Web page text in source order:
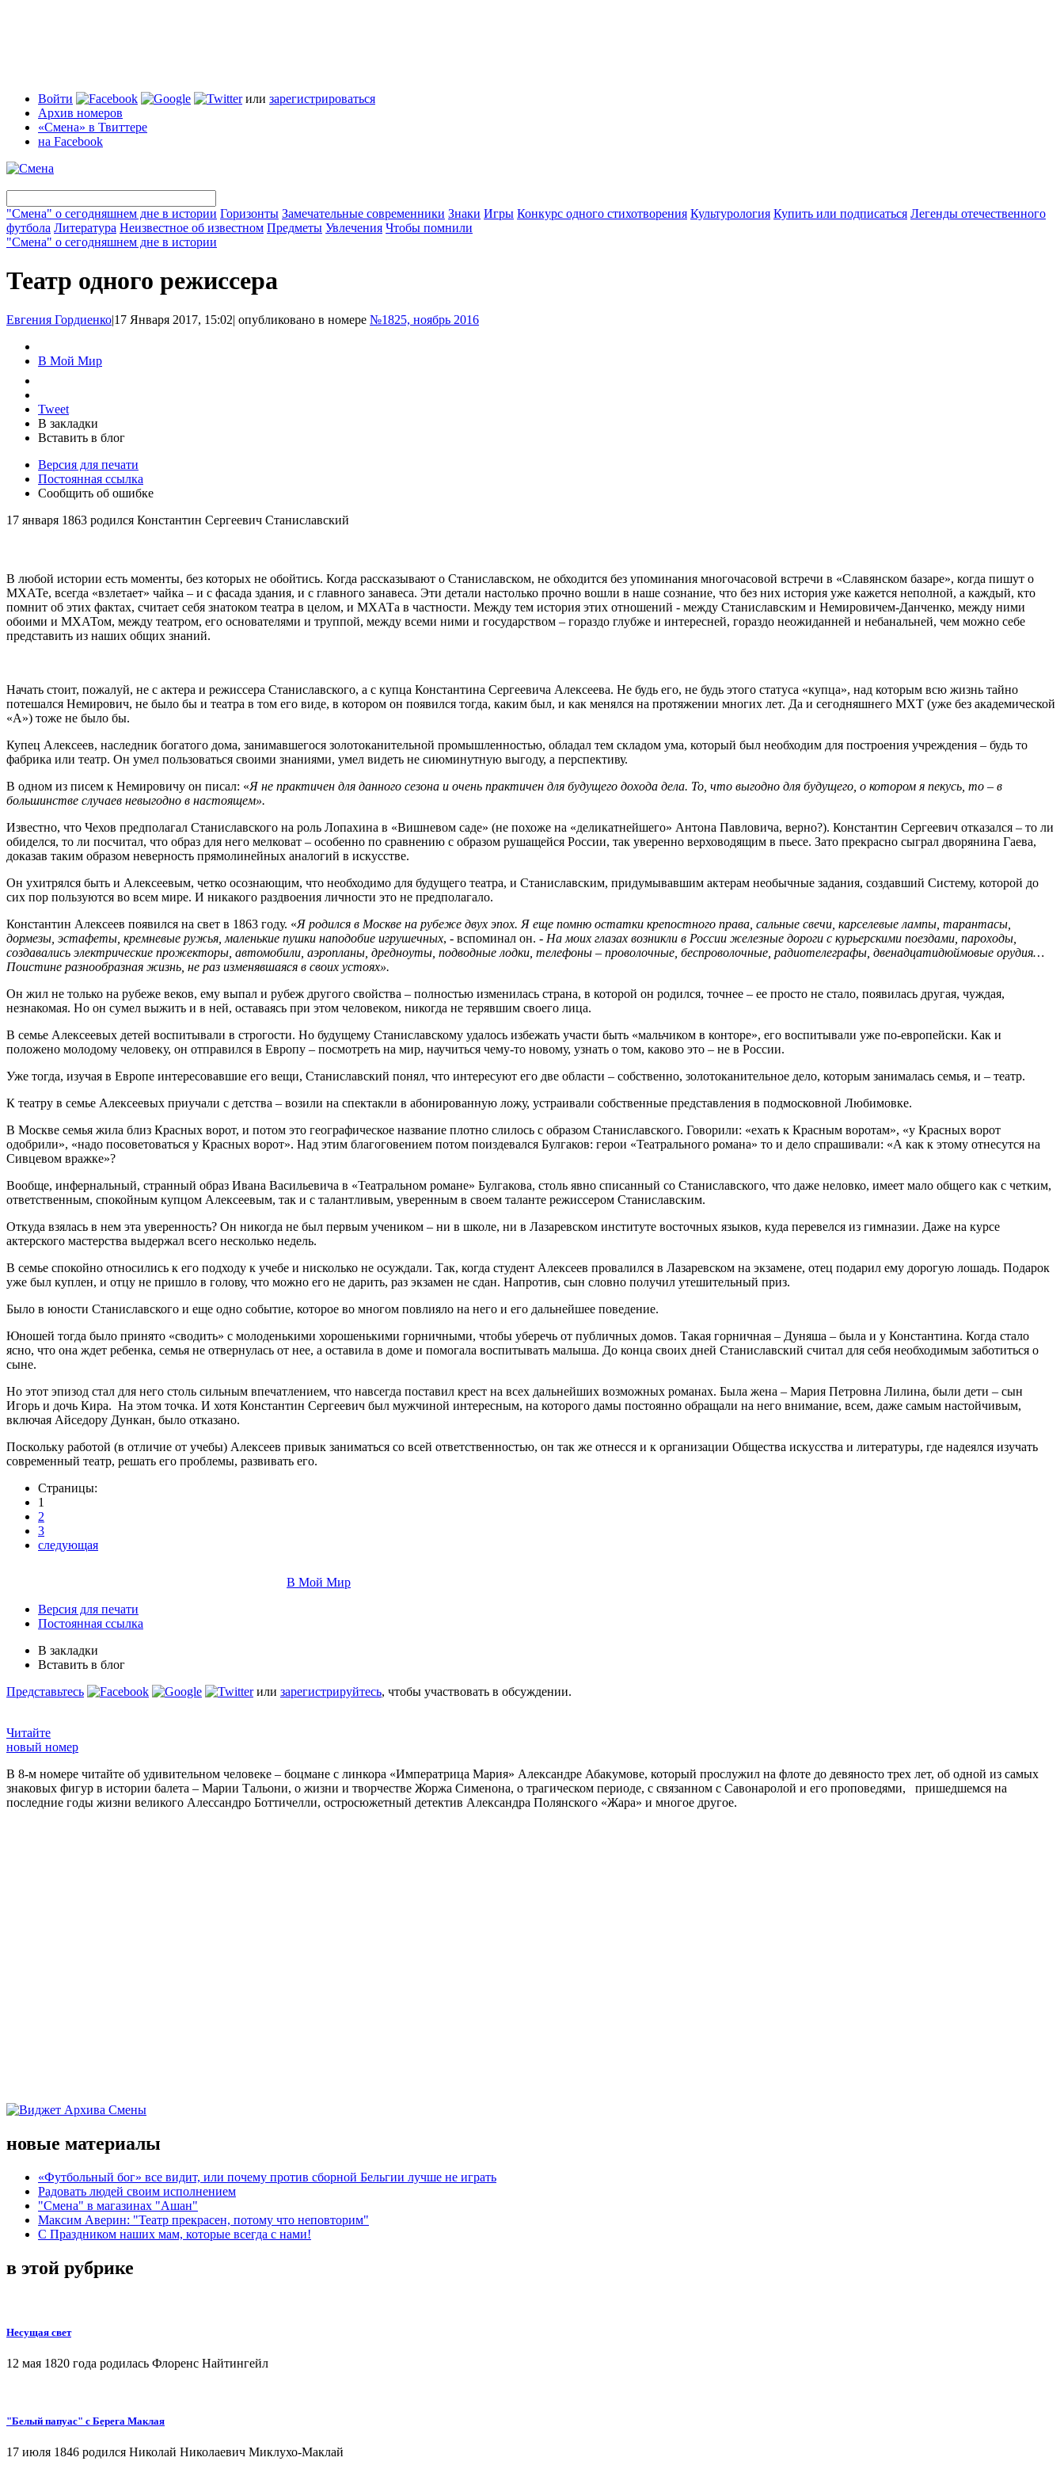
Войти или зарегистрироваться
Архив номеров
«Смена» в Твиттере
на Facebook
"Смена" о сегодняшнем дне в истории Горизонты Замечательные современники Знаки Игры Конкурс одного стихотворения Культурология Купить или подписаться Легенды отечественного
футбола Литература Неизвестное об известном Предметы Увлечения Чтобы помнили
"Смена" о сегодняшнем дне в истории
Театр одного режиссера
Евгения Гордиенко|17 Января 2017, 15:02| опубликовано в номере №1825, ноябрь 2016
В Мой Мир
Tweet
В закладки
Вставить в блог
Версия для печати
Постоянная ссылка
Сообщить об ошибке
17 января 1863 родился Константин Сергеевич Станиславский
В любой истории есть моменты, без которых не обойтись. Когда рассказывают о Станиславском, не обходится без упоминания многочасовой встречи в «Славянском базаре», когда пишут о
МХАТе, всегда «взлетает» чайка – и с фасада здания, и с главного занавеса. Эти детали настолько прочно вошли в наше сознание, что без них история уже кажется неполной, а каждый, кто
помнит об этих фактах, считает себя знатоком театра в целом, и МХАТа в частности. Между тем история этих отношений - между Станиславским и Немировичем-Данченко, между ними
обоими и МХАТом, между театром, его основателями и труппой, между всеми ними и государством – гораздо глубже и интересней, гораздо неожиданней и небанальней, чем можно себе
представить из наших общих знаний.
Начать стоит, пожалуй, не с актера и режиссера Станиславского, а с купца Константина Сергеевича Алексеева. Не будь его, не будь этого статуса «купца», над которым всю жизнь тайно
потешался Немирович, не было бы и театра в том его виде, в котором он появился тогда, каким был, и как менялся на протяжении многих лет. Да и сегодняшнего МХТ (уже без академической
«А») тоже не было бы.
Купец Алексеев, наследник богатого дома, занимавшегося золотоканительной промышленностью, обладал тем складом ума, который был необходим для построения учреждения – будь то
фабрика или театр. Он умел пользоваться своими знаниями, умел видеть не сиюминутную выгоду, а перспективу.
В одном из писем к Немировичу он писал: «Я не практичен для данного сезона и очень практичен для будущего дохода дела. То, что выгодно для будущего, о котором я пекусь, то – в
большинстве случаев невыгодно в настоящем».
Известно, что Чехов предполагал Станиславского на роль Лопахина в «Вишневом саде» (не похоже на «деликатнейшего» Антона Павловича, верно?). Константин Сергеевич отказался – то ли
обиделся, то ли посчитал, что образ для него мелковат – особенно по сравнению с образом рушащейся России, так уверенно верховодящим в пьесе. Зато прекрасно сыграл дворянина Гаева,
доказав таким образом неверность прямолинейных аналогий в искусстве.
Он ухитрялся быть и Алексеевым, четко осознающим, что необходимо для будущего театра, и Станиславским, придумывавшим актерам необычные задания, создавший Систему, которой до
сих пор пользуются во всем мире. И никакого раздвоения личности это не предполагало.
Константин Алексеев появился на свет в 1863 году. «Я родился в Москве на рубеже двух эпох. Я еще помню остатки крепостного права, сальные свечи, карселевые лампы, тарантасы,
дормезы, эстафеты, кремневые ружья, маленькие пушки наподобие игрушечных, - вспоминал он. - На моих глазах возникли в России железные дороги с курьерскими поездами, пароходы,
создавались электрические прожекторы, автомобили, аэропланы, дредноуты, подводные лодки, телефоны – проволочные, беспроволочные, радиотелеграфы, двенадцатидюймовые орудия…
Поистине разнообразная жизнь, не раз изменявшаяся в своих устоях».
Он жил не только на рубеже веков, ему выпал и рубеж другого свойства – полностью изменилась страна, в которой он родился, точнее – ее просто не стало, появилась другая, чуждая,
незнакомая. Но он сумел выжить и в ней, оставаясь при этом человеком, никогда не терявшим своего лица.
В семье Алексеевых детей воспитывали в строгости. Но будущему Станиславскому удалось избежать участи быть «мальчиком в конторе», его воспитывали уже по-европейски. Как и
положено молодому человеку, он отправился в Европу – посмотреть на мир, научиться чему-то новому, узнать о том, каково это – не в России.
Уже тогда, изучая в Европе интересовавшие его вещи, Станиславский понял, что интересуют его две области – собственно, золотоканительное дело, которым занималась семья, и – театр.
К театру в семье Алексеевых приучали с детства – возили на спектакли в абонированную ложу, устраивали собственные представления в подмосковной Любимовке.
В Москве семья жила близ Красных ворот, и потом это географическое название плотно слилось с образом Станиславского. Говорили: «ехать к Красным воротам», «у Красных ворот
одобрили», «надо посоветоваться у Красных ворот». Над этим благоговением потом поиздевался Булгаков: герои «Театрального романа» то и дело спрашивали: «А как к этому отнесутся на
Сивцевом вражке»?
Вообще, инфернальный, странный образ Ивана Васильевича в «Театральном романе» Булгакова, столь явно списанный со Станиславского, что даже неловко, имеет мало общего как с четким,
ответственным, спокойным купцом Алексеевым, так и с талантливым, уверенным в своем таланте режиссером Станиславским.
Откуда взялась в нем эта уверенность? Он никогда не был первым учеником – ни в школе, ни в Лазаревском институте восточных языков, куда перевелся из гимназии. Даже на курсе
актерского мастерства выдержал всего несколько недель.
В семье спокойно относились к его подходу к учебе и нисколько не осуждали. Так, когда студент Алексеев провалился в Лазаревском на экзамене, отец подарил ему дорогую лошадь. Подарок
уже был куплен, и отцу не пришло в голову, что можно его не дарить, раз экзамен не сдан. Напротив, сын словно получил утешительный приз.
Было в юности Станиславского и еще одно событие, которое во многом повлияло на него и его дальнейшее поведение.
Юношей тогда было принято «сводить» с молоденькими хорошенькими горничными, чтобы уберечь от публичных домов. Такая горничная – Дуняша – была и у Константина. Когда стало
ясно, что она ждет ребенка, семья не отвернулась от нее, а оставила в доме и помогала воспитывать малыша. До конца своих дней Станиславский считал для себя необходимым заботиться о
сыне.
Но этот эпизод стал для него столь сильным впечатлением, что навсегда поставил крест на всех дальнейших возможных романах. Была жена – Мария Петровна Лилина, были дети – сын
Игорь и дочь Кира. На этом точка. И хотя Константин Сергеевич был мужчиной интересным, на которого дамы постоянно обращали на него внимание, всем, даже самым настойчивым,
включая Айседору Дункан, было отказано.
Поскольку работой (в отличие от учебы) Алексеев привык заниматься со всей ответственностью, он так же отнесся и к организации Общества искусства и литературы, где надеялся изучать
современный театр, решать его проблемы, развивать его.
Страницы:
1
2
3
следующая
В Мой Мир
Версия для печати
Постоянная ссылка
В закладки
Вставить в блог
Представьтесь
или зарегистрируйтесь, чтобы участвовать в обсуждении.
Читайте
новый номер
В 8-м номере читайте об удивительном человеке – боцмане с линкора «Императрица Мария» Александре Абакумове, который прослужил на флоте до девяносто трех лет, об одной из самых
знаковых фигур в истории балета – Марии Тальони, о жизни и творчестве Жоржа Сименона, о трагическом периоде, с связанном с Савонаролой и его проповедями, пришедшемся на
последние годы жизни великого Алессандро Боттичелли, остросюжетный детектив Александра Полянского «Жара» и многое другое.
новые материалы
«Футбольный бог» все видит, или почему против сборной Бельгии лучше не играть
Радовать людей своим исполнением
"Смена" в магазинах "Ашан"
Максим Аверин: "Театр прекрасен, потому что неповторим"
С Праздником наших мам, которые всегда с нами!
в этой рубрике
Несущая свет
12 мая 1820 года родилась Флоренс Найтингейл
"Белый папуас" с Берега Маклая
17 июля 1846 родился Николай Николаевич Миклухо-Маклай